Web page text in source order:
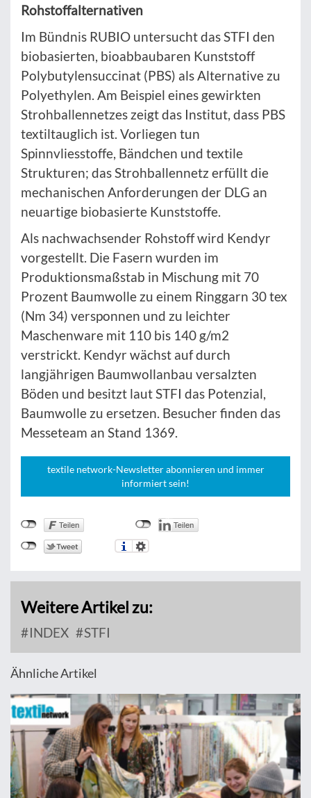
Rohstoffalternativen
Im Bündnis RUBIO untersucht das STFI den
biobasierten, bioabbaubaren Kunststoff
Polybutylensuccinat (PBS) als Alternative zu
Polyethylen. Am Beispiel eines gewirkten
Strohballennetzes zeigt das Institut, dass PBS
textiltauglich ist. Vorliegen tun
Spinnvliesstoffe, Bändchen und textile
Strukturen; das Strohballennetz erfüllt die
mechanischen Anforderungen der DLG an
neuartige biobasierte Kunststoffe.
Als nachwachsender Rohstoff wird Kendyr
vorgestellt. Die Fasern wurden im
Produktionsmaßstab in Mischung mit 70
Prozent Baumwolle zu einem Ringgarn 30 tex
(Nm 34) versponnen und zu leichter
Maschenware mit 110 bis 140 g/m2
verstrickt. Kendyr wächst auf durch
langjährigen Baumwollanbau versalzten
Böden und besitzt laut STFI das Potenzial,
Baumwolle zu ersetzen. Besucher finden das
Messeteam an Stand 1369.
textile network-Newsletter abonnieren und immer
informiert sein!
Weitere Artikel zu:
INDEX STFI
Ähnliche Artikel